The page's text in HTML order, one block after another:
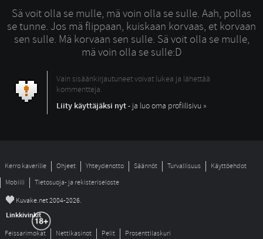
Sä voit olla se mulle, mä voin olla se sulle. Aah, pollas
se tunne. Jos mä flippaan, kuiskaan korvaas, et korvaan
sen sulle. Mä korvaan sen sulle. Sä voit olla se mulle,
mä voin olla se sulle:D
Vain sisäänkirjautuneet voivat lukea ja lähettää
kommentteja.
Liity käyttäjäksi nyt- ja luo oma profiilisivu »
Kerro kaverille Ohjeet Yhteydenotto Säännöt Turvallisuus
Käyttöehdot
Mobiili
Tietosuoja- ja rekisteriseloste
© Kuvake.net 2004-2026.
Linkkivinkit
Feissarimokat Nettikasinot Pelit Prosenttilaskuri